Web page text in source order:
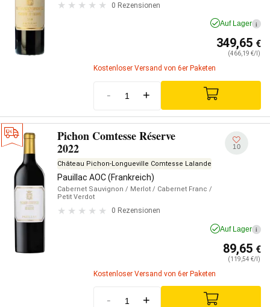
0 Rezensionen
Auf Lager i
349,65 €
(466,19 €/l)
Kostenloser Versand von 6er Paketen
- +
Pichon Comtesse Réserve
2022
Château Pichon-Longueville Comtesse Lalande
Pauillac AOC (Frankreich)
Cabernet Sauvignon / Merlot / Cabernet Franc /
Petit Verdot
0 Rezensionen
10
Auf Lager i
89,65 €
(119,54 €/l)
Kostenloser Versand von 6er Paketen
- +